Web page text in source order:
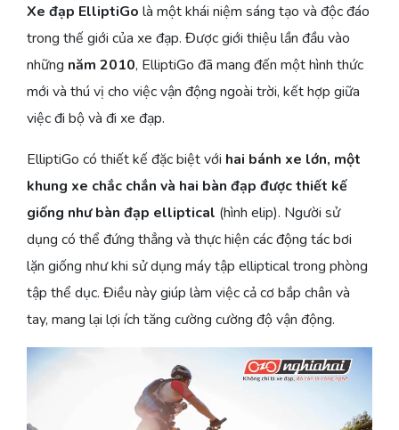
Xe đạp ElliptiGo là một khái niệm sáng tạo và độc đáo
trong thế giới của xe đạp. Được giới thiệu lần đầu vào
những năm 2010, ElliptiGo đã mang đến một hình thức
mới và thú vị cho việc vận động ngoài trời, kết hợp giữa
việc đi bộ và đi xe đạp.
ElliptiGo có thiết kế đặc biệt với hai bánh xe lớn, một
khung xe chắc chắn và hai bàn đạp được thiết kế
giống như bàn đạp elliptical (hình elip). Người sử
dụng có thể đứng thẳng và thực hiện các động tác bơi
lặn giống như khi sử dụng máy tập elliptical trong phòng
tập thể dục. Điều này giúp làm việc cả cơ bắp chân và
tay, mang lại lợi ích tăng cường cường độ vận động.